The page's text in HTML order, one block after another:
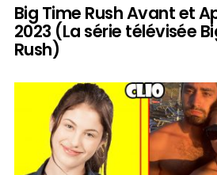
Big Time Rush Avant et
2023 (La série télévisée
Rush)